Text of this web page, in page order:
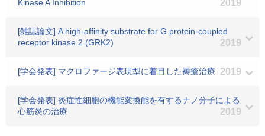
Kinase A Inhibition
2019
[雑誌論文] A high-affinity substrate for G protein-coupled
receptor kinase 2 (GRK2)
2019
[学会発表] マクロファージ表現型に着目した褥瘡治療 2019
[学会発表] 炎症性細胞の機能変換能を有するナノ分子による
心筋炎の治療
2019